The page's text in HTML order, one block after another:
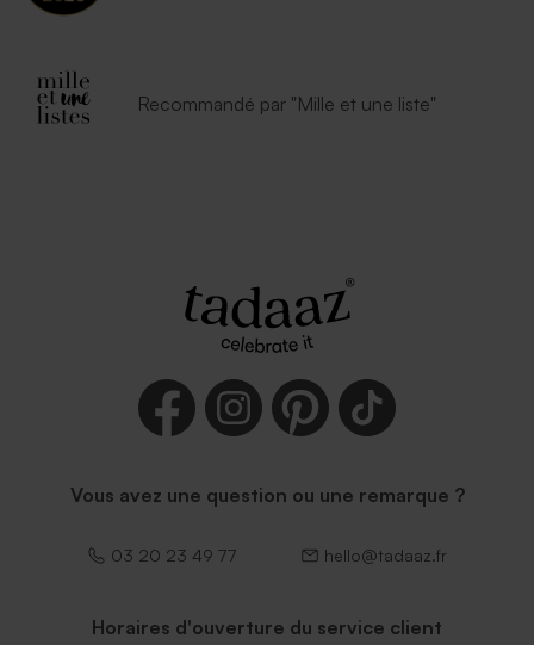
Recommandé par "Mille et une liste"
Vous avez une question ou une remarque ?
03 20 23 49 77 hello@tadaaz.fr
Horaires d'ouverture du service client